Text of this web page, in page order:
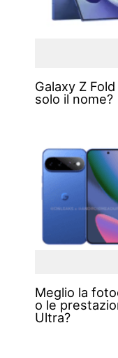
Galaxy Z
solo il nome?
Meglio la
o le
Ultra?